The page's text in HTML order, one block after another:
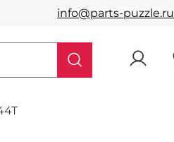
info@parts-puzzle.ru